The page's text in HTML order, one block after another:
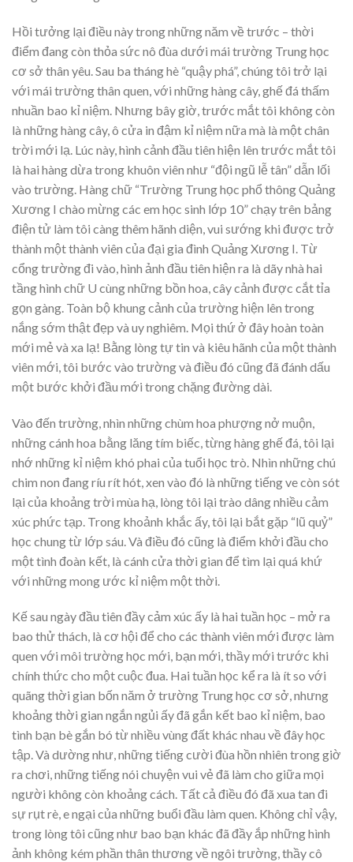
Hồi tưởng lại điều này trong những năm về trước – thời
điểm đang còn thỏa sức nô đùa dưới mái trường Trung học
cơ sở thân yêu. Sau ba tháng hè “quậy phá”, chúng tôi trở lại
với mái trường thân quen, với những hàng cây, ghế đá thấm
nhuần bao kỉ niệm. Nhưng bây giờ, trước mắt tôi không còn
là những hàng cây, ô cửa in đậm kỉ niệm nữa mà là một chân
trời mới lạ. Lúc này, hình cảnh đầu tiên hiện lên trước mắt tôi
là hai hàng dừa trong khuôn viên như “đội ngũ lễ tân” dẫn lối
vào trường. Hàng chữ “Trường Trung học phổ thông Quảng
Xương I chào mừng các em học sinh lớp 10” chạy trên bảng
điện tử làm tôi càng thêm hãnh diện, vui sướng khi được trở
thành một thành viên của đại gia đình Quảng Xương I. Từ
cổng trường đi vào, hình ảnh đầu tiên hiện ra là dãy nhà hai
tầng hình chữ U cùng những bồn hoa, cây cảnh được cắt tỉa
gọn gàng. Toàn bộ khung cảnh của trường hiện lên trong
nắng sớm thật đẹp và uy nghiêm. Mọi thứ ở đây hoàn toàn
mới mẻ và xa lạ! Bằng lòng tự tin và kiêu hãnh của một thành
viên mới, tôi bước vào trường và điều đó cũng đã đánh dấu
một bước khởi đầu mới trong chặng đường dài.
Vào đến trường, nhìn những chùm hoa phượng nở muộn,
những cánh hoa bằng lăng tím biếc, từng hàng ghế đá, tôi lại
nhớ những kỉ niệm khó phai của tuổi học trò. Nhìn những chú
chim non đang ríu rít hót, xen vào đó là những tiếng ve còn sót
lại của khoảng trời mùa hạ, lòng tôi lại trào dâng nhiều cảm
xúc phức tạp. Trong khoảnh khắc ấy, tôi lại bắt gặp “lũ quỷ”
học chung từ lớp sáu. Và điều đó cũng là điểm khởi đầu cho
một tình đoàn kết, là cánh cửa thời gian để tìm lại quá khứ
với những mong ước kỉ niệm một thời.
Kế sau ngày đầu tiên đầy cảm xúc ấy là hai tuần học – mở ra
bao thử thách, là cơ hội để cho các thành viên mới được làm
quen với môi trường học mới, bạn mới, thầy mới trước khi
chính thức cho một cuộc đua. Hai tuần học kể ra là ít so với
quãng thời gian bốn năm ở trường Trung học cơ sở, nhưng
khoảng thời gian ngắn ngủi ấy đã gắn kết bao kỉ niệm, bao
tình bạn bè gắn bó từ nhiều vùng đất khác nhau về đây học
tập. Và dường như, những tiếng cười đùa hồn nhiên trong giờ
ra chơi, những tiếng nói chuyện vui vẻ đã làm cho giữa mọi
người không còn khoảng cách. Tất cả điều đó đã xua tan đi
sự rụt rè, e ngại của những buổi đầu làm quen. Không chỉ vậy,
trong lòng tôi cũng như bao bạn khác đã đầy ắp những hình
ảnh không kém phần thân thương về ngôi trường, thầy cô